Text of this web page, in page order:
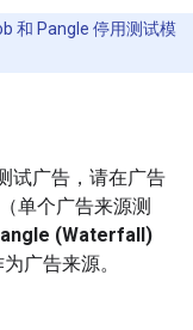
和 Pangle 停用测试模
试广告，请在广告
（单个广告来源测
(Waterfall)
广告来源。